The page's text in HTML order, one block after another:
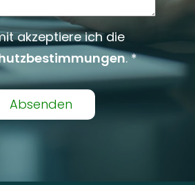
akzeptiere ich die
. *